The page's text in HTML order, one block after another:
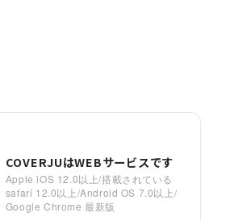
COVERJUはWEBサービスです
Apple iOS 12.0以上/搭載されている
safari 12.0以上/Android OS 7.0以上/
Google Chrome 最新版